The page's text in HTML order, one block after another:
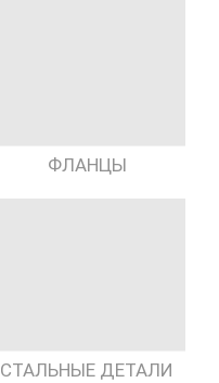
ФЛАНЦЫ
СТАЛЬНЫЕ ДЕТАЛИ